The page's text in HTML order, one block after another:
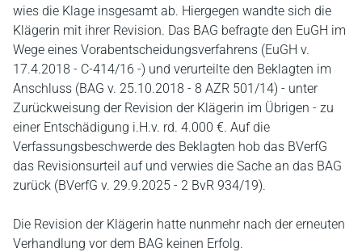
wies die Klage insgesamt ab. Hiergegen wandte sich die
Klägerin mit ihrer Revision. Das BAG befragte den EuGH im
Wege eines Vorabentscheidungsverfahrens (EuGH v.
17.4.2018 - C-414/16 -) und verurteilte den Beklagten im
Anschluss (BAG v. 25.10.2018 - 8 AZR 501/14) - unter
Zurückweisung der Revision der Klägerin im Übrigen - zu
einer Entschädigung i.H.v. rd. 4.000 €. Auf die
Verfassungsbeschwerde des Beklagten hob das BVerfG
das Revisionsurteil auf und verwies die Sache an das BAG
zurück (BVerfG v. 29.9.2025 - 2 BvR 934/19).
Die Revision der Klägerin hatte nunmehr nach der erneuten
Verhandlung vor dem BAG keinen Erfolg.